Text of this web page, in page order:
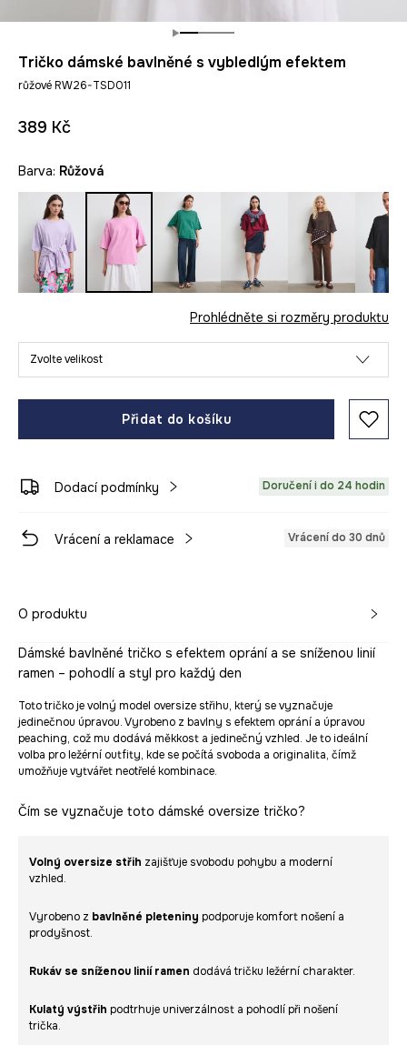
Tričko dámské bavlněné s vybledlým efektem
růžové RW26-TSD011
389 Kč
Barva: růžová
Prohlédněte si rozměry produktu
Zvolte velikost
Přidat do košíku
Dodací podmínky Doručení i do 24 hodin
Vrácení a reklamace Vrácení do 30 dnů
O produktu
Dámské bavlněné tričko s efektem oprání a se sníženou linií
ramen – pohodlí a styl pro každý den
Toto tričko je volný model oversize střihu, který se vyznačuje
jedinečnou úpravou. Vyrobeno z bavlny s efektem oprání a úpravou
peaching, což mu dodává měkkost a jedinečný vzhled. Je to ideální
volba pro ležérní outfity, kde se počítá svoboda a originalita, čímž
umožňuje vytvářet neotřelé kombinace.
Čím se vyznačuje toto dámské oversize tričko?
Volný oversize střih zajišťuje svobodu pohybu a moderní
vzhled.
Vyrobeno z bavlněné pleteniny podporuje komfort nošení a
prodyšnost.
Rukáv se sníženou linií ramen dodává tričku ležérní charakter.
Kulatý výstřih podtrhuje univerzálnost a pohodlí při nošení
trička.